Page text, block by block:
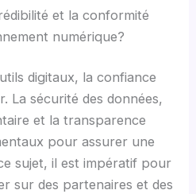
et la conformité
numérique?
digitaux, la confiance
La sécurité des données,
et la transparence
pour assurer une
sujet, il est impératif pour
sur des partenaires et des